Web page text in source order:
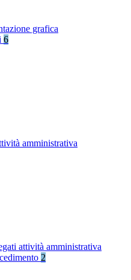
grafica
6
amministrativa
attività amministrativa
2